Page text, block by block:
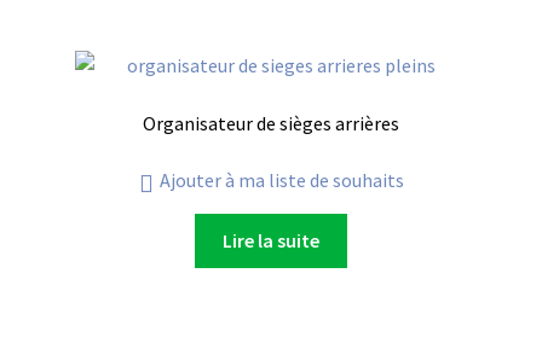
Organisateur de sièges arrières
Ajouter à ma liste de souhaits
Lire la suite